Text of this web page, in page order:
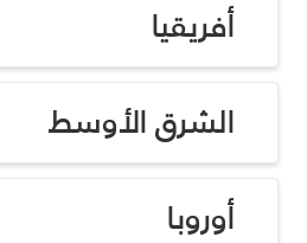
أفريقيا
الشرق الأوسط
أوروبا